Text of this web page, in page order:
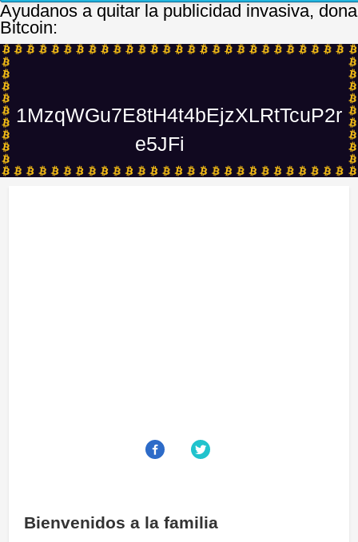
Ayudanos a quitar la publicidad invasiva, dona
Bitcoin:
1MzqWGu7E8tH4t4bEjzXLRtTcuP2r
e5JFi
Bienvenidos a la familia